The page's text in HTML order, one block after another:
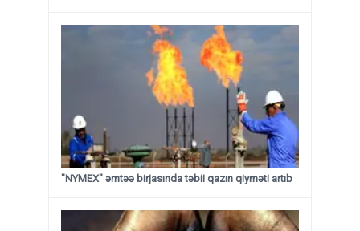
"NYMEX" əmtəə birjasında təbii qazın qiyməti artıb